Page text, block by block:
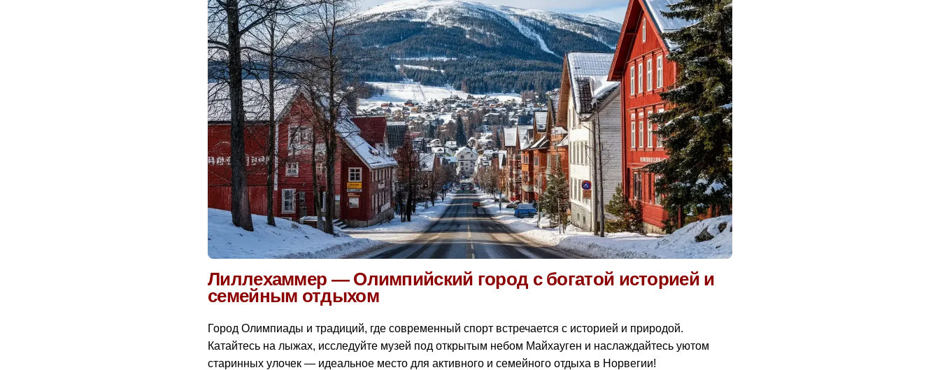
Лиллехаммер — Олимпийский город с богатой историей и
семейным отдыхом
Город Олимпиады и традиций, где современный спорт встречается с историей и природой.
Катайтесь на лыжах, исследуйте музей под открытым небом Майхауген и наслаждайтесь уютом
старинных улочек — идеальное место для активного и семейного отдыха в Норвегии!